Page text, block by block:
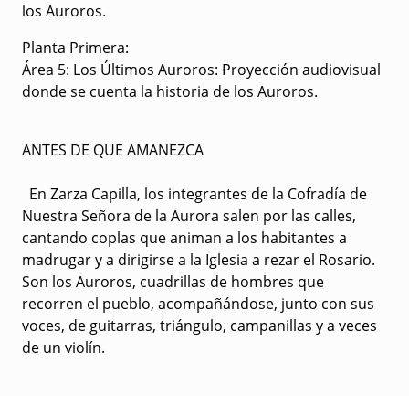
los Auroros.
Planta Primera:
Área 5: Los Últimos Auroros: Proyección audiovisual
donde se cuenta la historia de los Auroros.
ANTES DE QUE AMANEZCA
En Zarza Capilla, los integrantes de la Cofradía de
Nuestra Señora de la Aurora salen por las calles,
cantando coplas que animan a los habitantes a
madrugar y a dirigirse a la Iglesia a rezar el Rosario.
Son los Auroros, cuadrillas de hombres que
recorren el pueblo, acompañándose, junto con sus
voces, de guitarras, triángulo, campanillas y a veces
de un violín.